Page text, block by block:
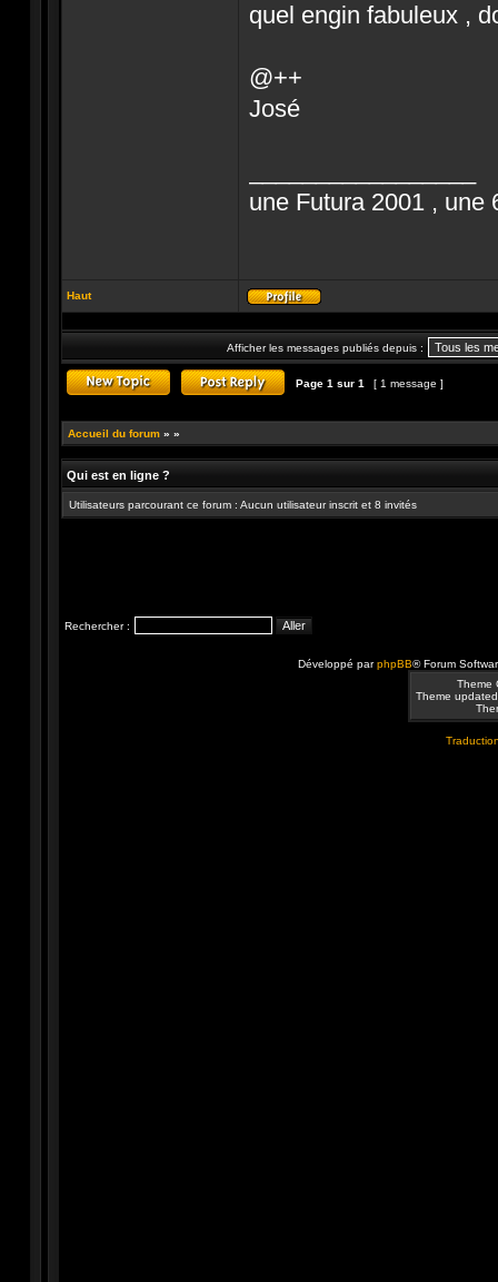
quel engin fabuleux ,
@++
José
une Futura 2001 , une
Haut
Profil
Afficher les messages publiés depuis :
Page 1 sur 1 [ 1 message ]
Accueil du forum » »
Qui est en ligne ?
Utilisateurs parcourant ce forum : Aucun utilisateur inscrit et 8 invités
Rechercher :
Développé parphpBB® Forum
Theme
Theme